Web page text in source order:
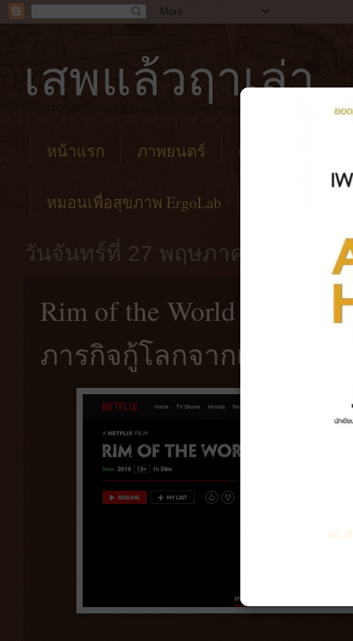
เสพแล้วฤาเล่า
หน้าแรก ภาพยนตร์ คาเฟ่
หมอนเพื่อสุขภาพ ErgoLab
วันจันทร์ที่ 27 พฤษภาคม พ.ศ.
Rim of the World [2019]
ภารกิจกู้โลกจากเอเลียน
หนัง